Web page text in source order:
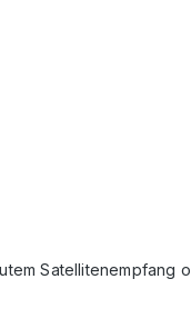
Satellitenempfang